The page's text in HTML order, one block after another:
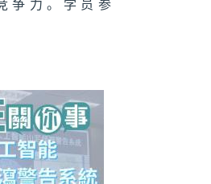
争力。学员参